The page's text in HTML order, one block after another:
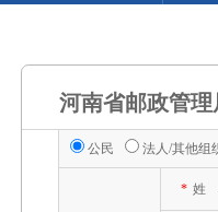
河南省邮政管
公民 法人/其他组
* 姓